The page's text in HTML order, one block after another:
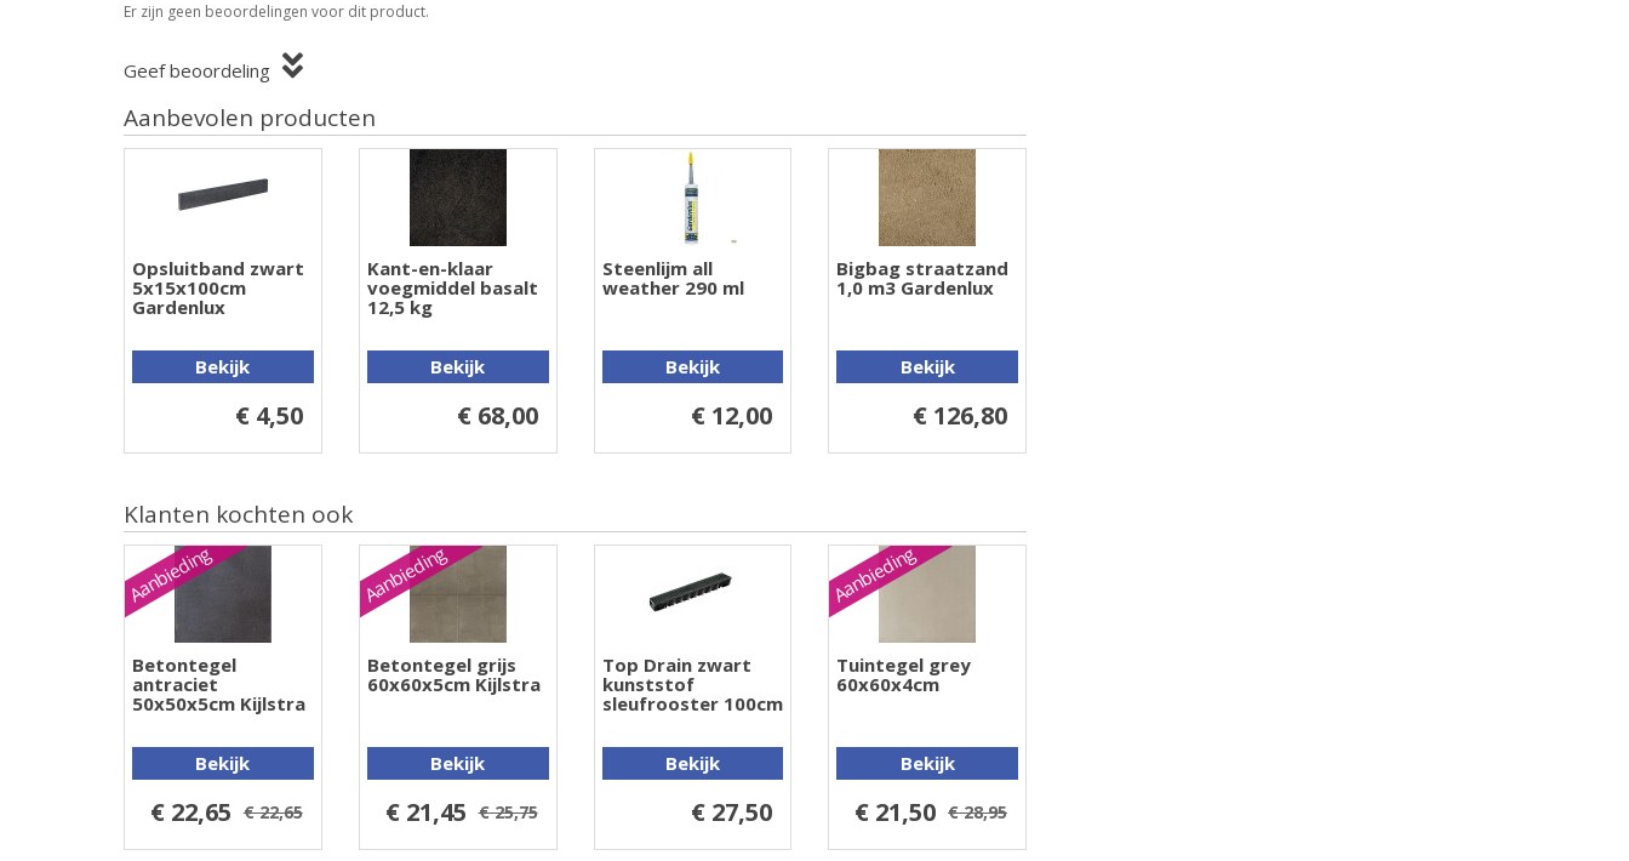
Er zijn geen beoordelingen voor dit product.
Geef beoordeling
Aanbevolen producten
Opsluitband zwart
5x15x100cm
Gardenlux
Bekijk
€ 4,50
Kant-en-klaar
voegmiddel basalt
12,5 kg
Bekijk
€ 68,00
Steenlijm all
weather 290 ml
Bekijk
€ 12,00
Bigbag straatzand
1,0 m3 Gardenlux
Bekijk
€ 126,80
Klanten kochten ook
Aanbieding
Betontegel
antraciet
50x50x5cm Kijlstra
Bekijk
€ 22,65 € 22,65
Aanbieding
Betontegel grijs
60x60x5cm Kijlstra
Bekijk
€ 21,45 € 25,75
Top Drain zwart
kunststof
sleufrooster 100cm
Bekijk
€ 27,50
Aanbieding
Tuintegel grey
60x60x4cm
Bekijk
€ 21,50 € 28,95